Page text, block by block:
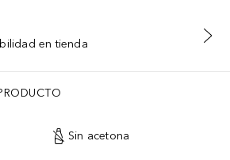
AL CARRITO
en tienda
Sin acetona